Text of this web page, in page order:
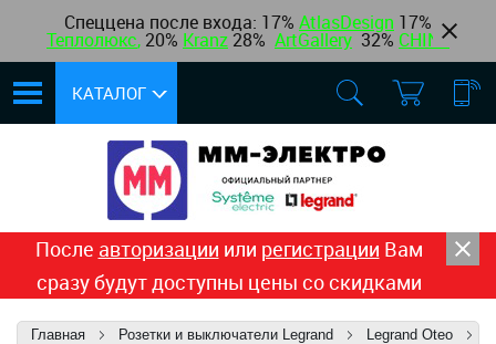
Спеццена после входа: 17% AtlasDesign 17%
Теплолюкс, 20% Kranz 28% ArtGallery 32% CHINT
КАТАЛОГ
После авторизации или регистрации Вам
сразу будут доступны цены со скидками
Главная Розетки и выключатели Legrand
Legrand Oteo